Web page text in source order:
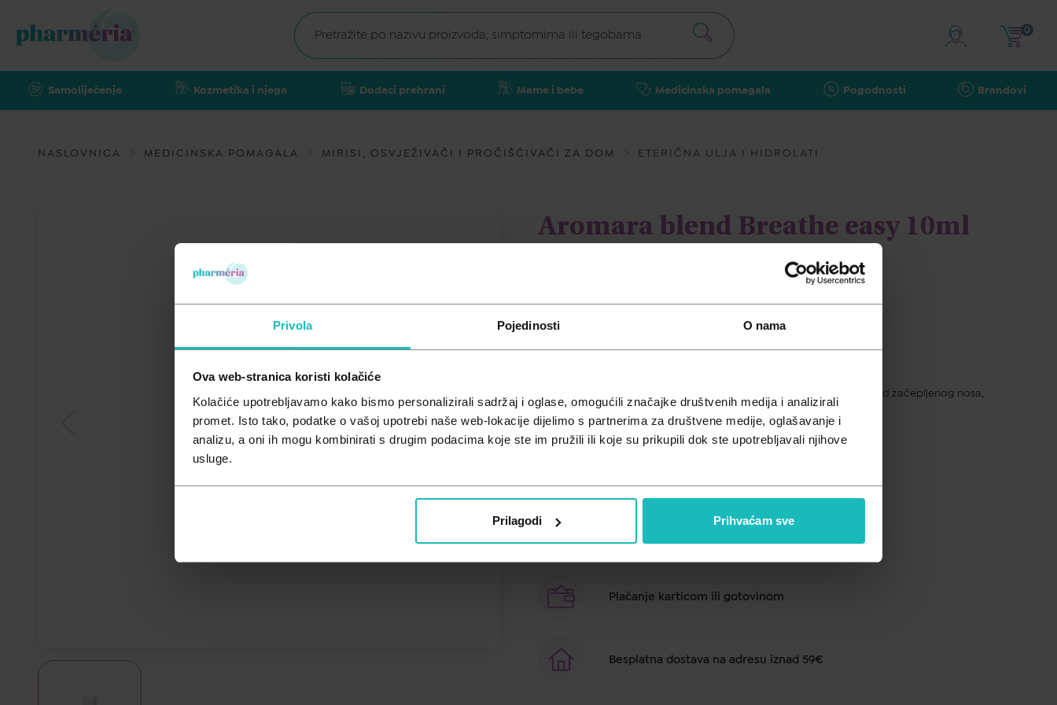
Privola Pojedinosti O nama
Ova web-stranica koristi kolačiće
Kolačiće upotrebljavamo kako bismo personalizirali sadržaj i oglase, omogućili značajke društvenih medija i analizirali
promet. Isto tako, podatke o vašoj upotrebi naše web-lokacije dijelimo s partnerima za društvene medije, oglašavanje i
analizu, a oni ih mogu kombinirati s drugim podacima koje ste im pružili ili koje su prikupili dok ste upotrebljavali njihove
usluge.
Prilagodi Prihvaćam sve
Samoliječenje Kozmetika i njega Dodaci prehrani Mame i bebe Medicinska pomagala Pogodnosti Brandovi
0
NASLOVNICA MEDICINSKA POMAGALA MIRISI, OSVJEŽIVAČI I PROČIŠĆIVAČI ZA DOM ETERIČNA ULJA I HIDROLATI
Aromara blend Breathe easy 10ml
9,80
Osvježava zrak u prostoru. Razbuđuje. Ublažava osjećaj nelagode kod začepljenog nosa,
škakljanja u grlu, itd.
Plaćanje karticom ili gotovinom
Besplatna dostava na adresu iznad 59€